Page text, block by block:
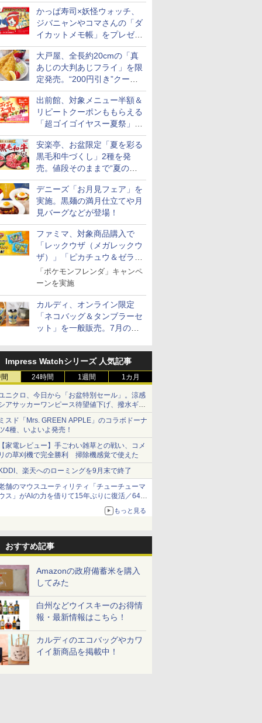
かっぱ寿司×妖怪ウォッチ、
ジバニャンやコマさんの「ダ
イカットメモ帳」をプレゼン
ト
大戸屋、全長約20cmの「真
あじの大判あじフライ」を限
定発売。“200円引き”クーポ
ンも配信
出前館、対象メニュー半額＆
リピートクーポンももらえる
「超ゴイゴイヤスー夏祭」を
実施
安楽亭、お盆限定「夏を彩る
黒毛和牛づくし」2種を発
売。値段そのままで“夏の巻
き野菜”付き
デニーズ「お月見フェア」を
実施。黒麺の満月仕立てや月
見バーグなどが登場！
ファミマ、対象商品購入で
「レックウザ（メガレックウ
ザ）」「ピカチュウ＆ゼラオ
ラ」のフレンダピックがもら
える！
「ポケモンフレンダ」キャンペ
ーンを実施
カルディ、オンライン限定
「ネコバッグ＆タンブラーセ
ット」を一般販売。7月の抽
Impress Watchシリーズ 人気記事
24時間 1週間 1カ月
ニクロ、今日から「お盆特別セール」。涼感
アサッカーワンピース待望値下げ、撥水ギア
ョーツは1990円に
スド「Mrs. GREEN APPLE」のコラボドーナ
4種、いよいよ発売！
家電レビュー】手ごわい雑草との戦い、コメ
の草刈機で完全勝利 掃除機感覚で使えた
、楽天へのローミングを9月末で終了
舗のマウスユーティリティ「チューチューマ
ス」がAIの力を借りて15年ぶりに復活／64bit
、Windows 10/11、「Chrome」も走り回
。復活記念で2026年末まで500円
もっと見る
おすすめ記事
Amazonの政府備蓄米を購入
してみた
白州などウイスキーのお得情
報・最新情報はこちら！
カルディのエコバッグやカワ
イイ新商品を掲載中！